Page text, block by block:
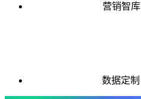
营销智库
数据定制